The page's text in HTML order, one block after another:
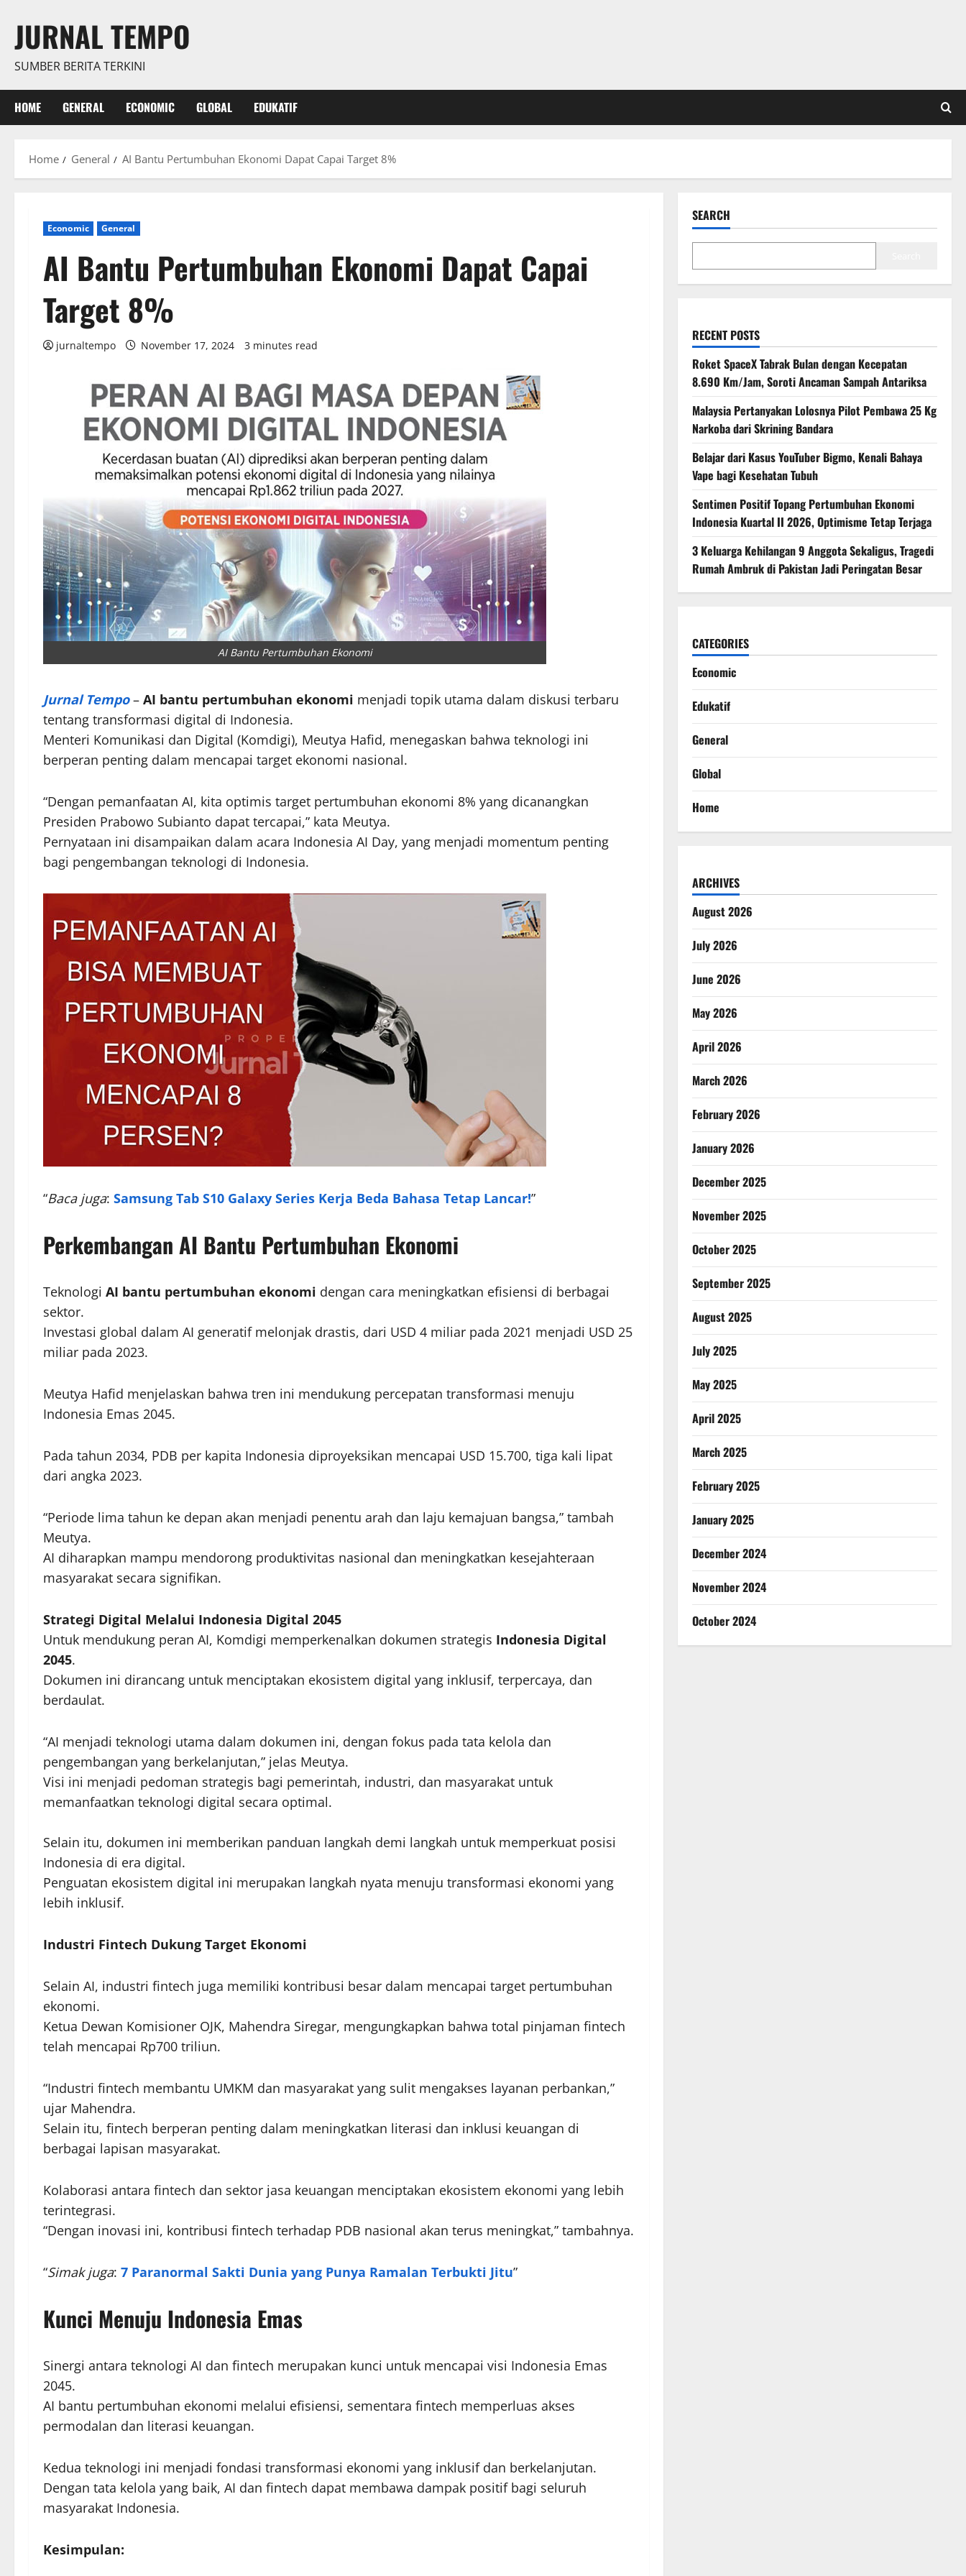
content
JURNAL TEMPO
SUMBER BERITA TERKINI
HOME GENERAL ECONOMIC GLOBAL EDUKATIF
Home General AI Bantu Pertumbuhan Ekonomi Dapat Capai Target 8%
Economic General
AI Bantu Pertumbuhan Ekonomi Dapat Capai
Target 8%
jurnaltempo November 17, 2024 3 minutes read
AI Bantu Pertumbuhan Ekonomi
Jurnal Tempo– AI bantu pertumbuhan ekonomi menjadi topik utama dalam diskusi terbaru
tentang transformasi digital di Indonesia.
Menteri Komunikasi dan Digital (Komdigi), Meutya Hafid, menegaskan bahwa teknologi ini
berperan penting dalam mencapai target ekonomi nasional.
“Dengan pemanfaatan AI, kita optimis target pertumbuhan ekonomi 8% yang dicanangkan
Presiden Prabowo Subianto dapat tercapai,” kata Meutya.
Pernyataan ini disampaikan dalam acara Indonesia AI Day, yang menjadi momentum penting
bagi pengembangan teknologi di Indonesia.
“Baca juga: Samsung Tab S10 Galaxy Series Kerja Beda Bahasa Tetap Lancar!”
Perkembangan AI Bantu Pertumbuhan Ekonomi
Teknologi AI bantu pertumbuhan ekonomi dengan cara meningkatkan efisiensi di berbagai
sektor.
Investasi global dalam AI generatif melonjak drastis, dari USD 4 miliar pada 2021 menjadi USD 25
miliar pada 2023.
Meutya Hafid menjelaskan bahwa tren ini mendukung percepatan transformasi menuju
Indonesia Emas 2045.
Pada tahun 2034, PDB per kapita Indonesia diproyeksikan mencapai USD 15.700, tiga kali lipat
dari angka 2023.
“Periode lima tahun ke depan akan menjadi penentu arah dan laju kemajuan bangsa,” tambah
Meutya.
AI diharapkan mampu mendorong produktivitas nasional dan meningkatkan kesejahteraan
masyarakat secara signifikan.
Strategi Digital Melalui Indonesia Digital 2045
Untuk mendukung peran AI, Komdigi memperkenalkan dokumen strategis Indonesia Digital
2045.
Dokumen ini dirancang untuk menciptakan ekosistem digital yang inklusif, terpercaya, dan
berdaulat.
“AI menjadi teknologi utama dalam dokumen ini, dengan fokus pada tata kelola dan
pengembangan yang berkelanjutan,” jelas Meutya.
Visi ini menjadi pedoman strategis bagi pemerintah, industri, dan masyarakat untuk
memanfaatkan teknologi digital secara optimal.
Selain itu, dokumen ini memberikan panduan langkah demi langkah untuk memperkuat posisi
Indonesia di era digital.
Penguatan ekosistem digital ini merupakan langkah nyata menuju transformasi ekonomi yang
lebih inklusif.
Industri Fintech Dukung Target Ekonomi
Selain AI, industri fintech juga memiliki kontribusi besar dalam mencapai target pertumbuhan
ekonomi.
Ketua Dewan Komisioner OJK, Mahendra Siregar, mengungkapkan bahwa total pinjaman fintech
telah mencapai Rp700 triliun.
“Industri fintech membantu UMKM dan masyarakat yang sulit mengakses layanan perbankan,”
ujar Mahendra.
Selain itu, fintech berperan penting dalam meningkatkan literasi dan inklusi keuangan di
berbagai lapisan masyarakat.
Kolaborasi antara fintech dan sektor jasa keuangan menciptakan ekosistem ekonomi yang lebih
terintegrasi.
“Dengan inovasi ini, kontribusi fintech terhadap PDB nasional akan terus meningkat,” tambahnya.
“Simak juga: 7 Paranormal Sakti Dunia yang Punya Ramalan Terbukti Jitu”
Kunci Menuju Indonesia Emas
Sinergi antara teknologi AI dan fintech merupakan kunci untuk mencapai visi Indonesia Emas
2045.
AI bantu pertumbuhan ekonomi melalui efisiensi, sementara fintech memperluas akses
permodalan dan literasi keuangan.
Kedua teknologi ini menjadi fondasi transformasi ekonomi yang inklusif dan berkelanjutan.
Dengan tata kelola yang baik, AI dan fintech dapat membawa dampak positif bagi seluruh
masyarakat Indonesia.
Kesimpulan:
SEARCH
RECENT POSTS
Roket SpaceX Tabrak Bulan dengan Kecepatan
8.690 Km/Jam, Soroti Ancaman Sampah Antariksa
Malaysia Pertanyakan Lolosnya Pilot Pembawa 25 Kg
Narkoba dari Skrining Bandara
Belajar dari Kasus YouTuber Bigmo, Kenali Bahaya
Vape bagi Kesehatan Tubuh
Sentimen Positif Topang Pertumbuhan Ekonomi
Indonesia Kuartal II 2026, Optimisme Tetap Terjaga
3 Keluarga Kehilangan 9 Anggota Sekaligus, Tragedi
Rumah Ambruk di Pakistan Jadi Peringatan Besar
CATEGORIES
Economic
Edukatif
General
Global
Home
ARCHIVES
August 2026
July 2026
June 2026
May 2026
April 2026
March 2026
February 2026
January 2026
December 2025
November 2025
October 2025
September 2025
August 2025
July 2025
May 2025
April 2025
March 2025
February 2025
January 2025
December 2024
November 2024
October 2024